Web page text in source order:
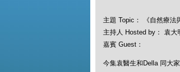
主題 Topic： 《自然療法
主持人 Hosted by： 袁大
嘉賓 Guest：
今集袁醫生和Della 同大